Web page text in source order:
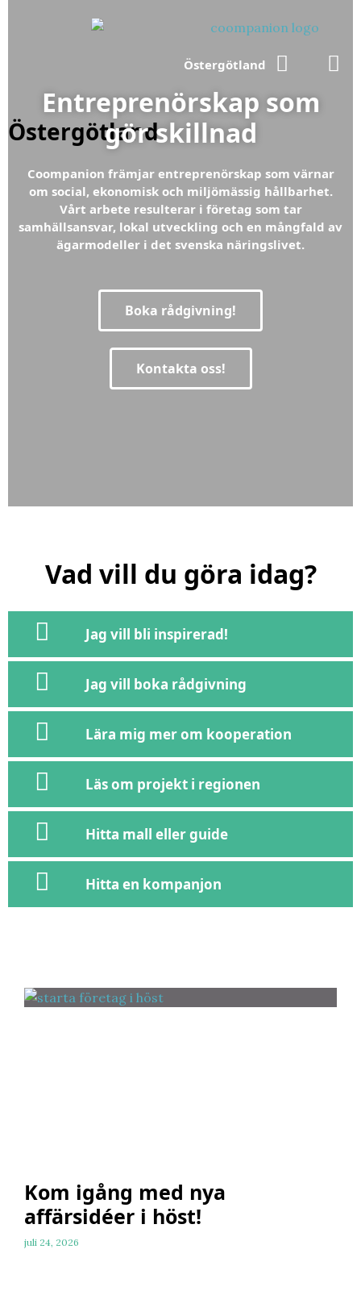
Östergötland
Östergötland
Entreprenörskap som
gör skillnad
Coompanion främjar entreprenörskap som värnar
om social, ekonomisk och miljömässig hållbarhet.
Vårt arbete resulterar i företag som tar
samhällsansvar, lokal utveckling och en mångfald av
ägarmodeller i det svenska näringslivet.
Boka rådgivning!
Kontakta oss!
Vad vill du göra idag?
Jag vill bli inspirerad!
Jag vill boka rådgivning
Lära mig mer om kooperation
Läs om projekt i regionen
Hitta mall eller guide
Hitta en kompanjon
Kom igång med nya
affärsidéer i höst!
juli 24, 2026